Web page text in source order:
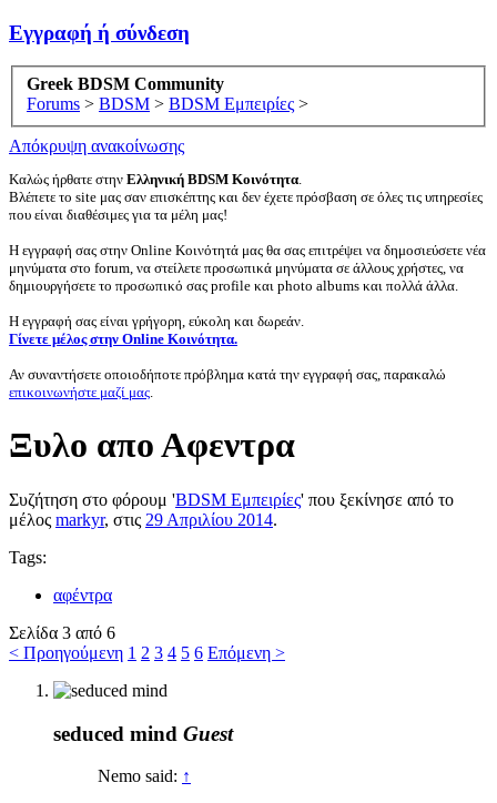
Εγγραφή ή σύνδεση
Greek BDSM Community
Forums > BDSM > BDSM Εμπειρίες >
Απόκρυψη ανακοίνωσης
Καλώς ήρθατε στην Ελληνική BDSM Κοινότητα.
Βλέπετε το site μας σαν επισκέπτης και δεν έχετε πρόσβαση σε όλες τις υπηρεσίες
που είναι διαθέσιμες για τα μέλη μας!
Η εγγραφή σας στην Online Κοινότητά μας θα σας επιτρέψει να δημοσιεύσετε νέα
μηνύματα στο forum, να στείλετε προσωπικά μηνύματα σε άλλους χρήστες, να
δημιουργήσετε το προσωπικό σας profile και photo albums και πολλά άλλα.
Η εγγραφή σας είναι γρήγορη, εύκολη και δωρεάν.
Γίνετε μέλος στην Online Κοινότητα.
Αν συναντήσετε οποιοδήποτε πρόβλημα κατά την εγγραφή σας, παρακαλώ
επικοινωνήστε μαζί μας.
Ξυλο απο Αφεντρα
Συζήτηση στο φόρουμ 'BDSM Εμπειρίες' που ξεκίνησε από το
μέλος markyr, στις 29 Απριλίου 2014.
Tags:
αφέντρα
Σελίδα 3 από 6
< Προηγούμενη 1 2 3 4 5 6 Επόμενη >
seduced mind Guest
Nemo said: ↑